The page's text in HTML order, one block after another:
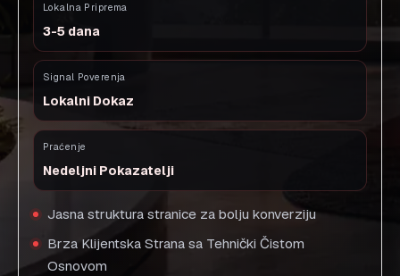
Lokalna Priprema
3-5 dana
Signal Poverenja
Lokalni Dokaz
Praćenje
Nedeljni Pokazatelji
Jasna struktura stranice za bolju konverziju
Brza Klijentska Strana sa Tehnički Čistom
Osnovom